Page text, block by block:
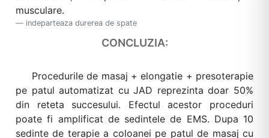
musculare.
indeparteaza durerea de spate
CONCLUZIA:
Procedurile de masaj + elongatie + presoterapie
pe patul automatizat cu JAD reprezinta doar 50%
din reteta succesului. Efectul acestor proceduri
poate fi amplificat de sedintele de EMS. Dupa 10
sedinte de terapie a coloanei pe patul de masaj cu